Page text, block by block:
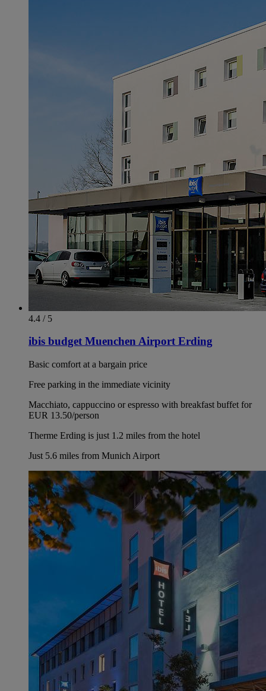
4.4 / 5
ibis budget Muenchen Airport Erding
Basic comfort at a bargain price
Free parking in the immediate vicinity
Macchiato, cappuccino or espresso with breakfast buffet for
EUR 13.50/person
Therme Erding is just 1.2 miles from the hotel
Just 5.6 miles from Munich Airport